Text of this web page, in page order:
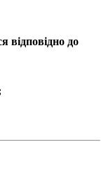
відповідно до